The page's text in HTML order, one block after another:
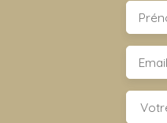
Email